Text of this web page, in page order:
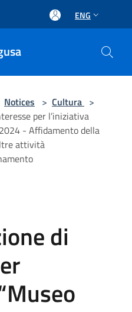
ENG
Notices > Cultura >
per l’iniziativa
- Affidamento della
attività
di